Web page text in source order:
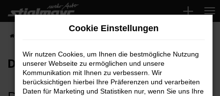
Zum
Hauptinhalt
springen
Datenschutz
Cookie Einstellungen
Wir nutzen Cookies, um Ihnen die bestmögliche Nutzung
unserer Webseite zu ermöglichen und unsere
Kommunikation mit Ihnen zu verbessern. Wir
berücksichtigen hierbei Ihre Präferenzen und verarbeiten
Daten für Marketing und Statistiken nur, wenn Sie uns Ihre